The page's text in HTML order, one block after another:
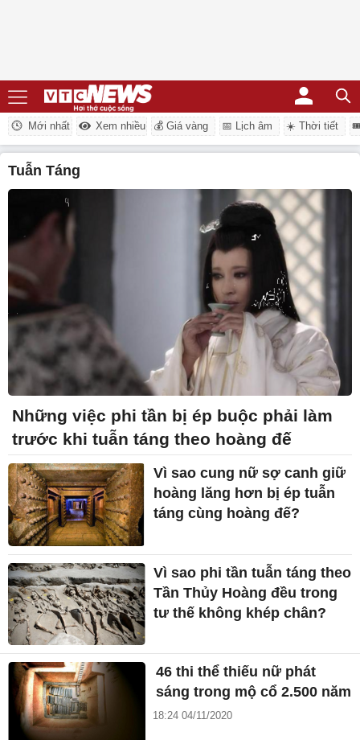
Mới nhất Xem nhiều 💰 Giá vàng 📅 Lịch âm ☀️ Thời tiết
Tuẫn Táng
Những việc phi tần bị ép buộc phải làm
trước khi tuẫn táng theo hoàng đế
Vì sao cung nữ sợ canh giữ
hoàng lăng hơn bị ép tuẫn
táng cùng hoàng đế?
Vì sao phi tần tuẫn táng theo
Tần Thủy Hoàng đều trong
tư thế không khép chân?
46 thi thể thiếu nữ phát
sáng trong mộ cổ 2.500 năm
18:24 04/11/2020